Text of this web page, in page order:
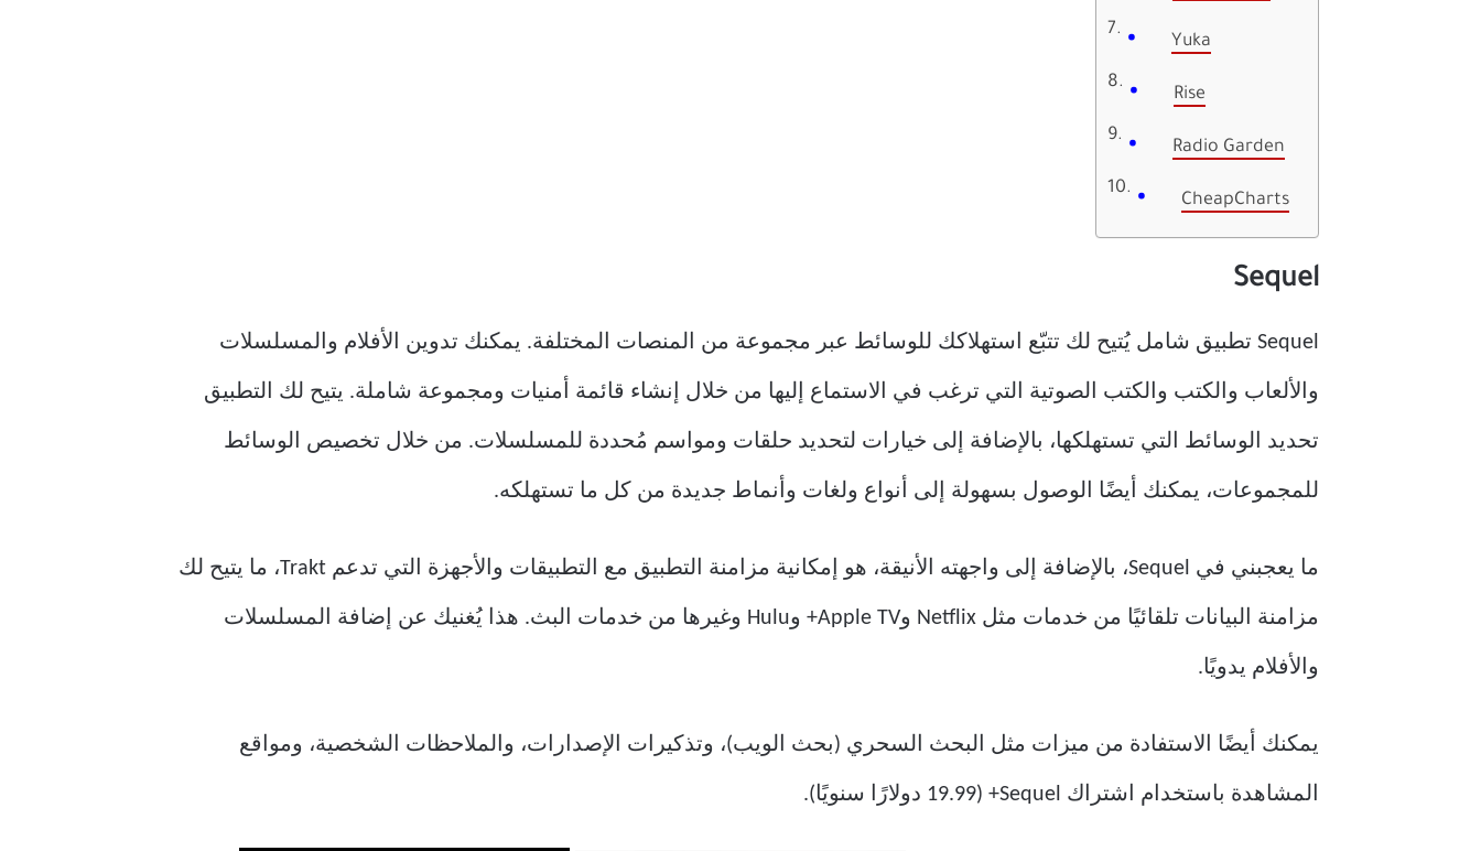
Yuka
Rise
Radio Garden
CheapCharts
Sequel
Sequel تطبيق شامل يُتيح لك تتبّع استهلاكك للوسائط عبر مجموعة من المنصات المختلفة. يمكنك تدوين الأفلام والمسلسلات
والألعاب والكتب والكتب الصوتية التي ترغب في الاستماع إليها من خلال إنشاء قائمة أمنيات ومجموعة شاملة. يتيح لك التطبيق
تحديد الوسائط التي تستهلكها، بالإضافة إلى خيارات لتحديد حلقات ومواسم مُحددة للمسلسلات. من خلال تخصيص الوسائط
للمجموعات، يمكنك أيضًا الوصول بسهولة إلى أنواع ولغات وأنماط جديدة من كل ما تستهلكه.
ما يعجبني في Sequel، بالإضافة إلى واجهته الأنيقة، هو إمكانية مزامنة التطبيق مع التطبيقات والأجهزة التي تدعم Trakt، ما يتيح لك
مزامنة البيانات تلقائيًا من خدمات مثل Netflix وApple TV+ وHulu وغيرها من خدمات البث. هذا يُغنيك عن إضافة المسلسلات
والأفلام يدويًا.
يمكنك أيضًا الاستفادة من ميزات مثل البحث السحري (بحث الويب)، وتذكيرات الإصدارات، والملاحظات الشخصية، ومواقع
المشاهدة باستخدام اشتراك Sequel+ (19.99 دولارًا سنويًا).